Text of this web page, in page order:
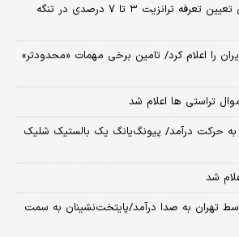
رویترز: ایران و عمان برای تعیین تعرفه ترانزیت ۳ تا ۷ درصدی در تنگه
را اعلام کرد/ تامین برخی مهمات «محدودتر»
تراستی ها اعلام شد
حرکت درآمد/ پیونگ‌یانگ یک بالستیک شلیک
شد
تهران به صدا درآمد/پایتخت‌نشینان به سمت